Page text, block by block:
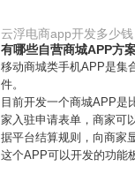
云浮电商app开发多少钱
有哪些自营商城APP方
移动商城类手机APP是集
件。
目前开发一个商城APP是
家入驻申请表单，商家可
据平台结算规则，向商家
这个APP可以开发的功能